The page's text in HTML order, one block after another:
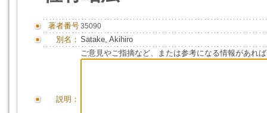
著者番号35090
別名： Satake, Akihiro
説明：
ご意見やご指摘など、または参考になる情報があれ